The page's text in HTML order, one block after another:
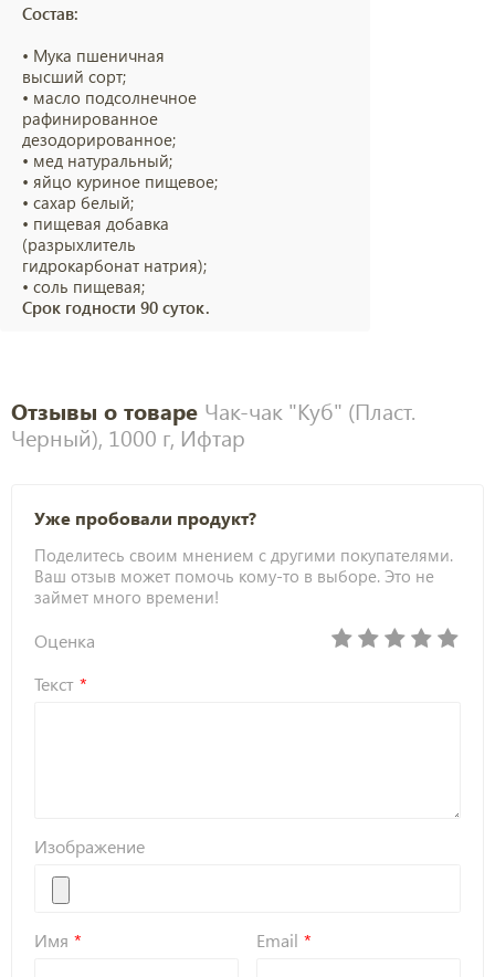
Состав:
• Мука пшеничная
высший сорт;
• масло подсолнечное
рафинированное
дезодорированное;
• мед натуральный;
• яйцо куриное пищевое;
• сахар белый;
• пищевая добавка
(разрыхлитель
гидрокарбонат натрия);
• соль пищевая;
Срок годности 90 суток.
Отзывы о товаре Чак-чак "Куб" (Пласт.
Черный), 1000 г, Ифтар
Уже пробовали продукт?
Поделитесь своим мнением с другими покупателями.
Ваш отзыв может помочь кому-то в выборе. Это не
займет много времени!
Оценка
Текст
Изображение
Имя Email